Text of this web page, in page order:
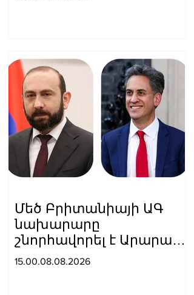
Մեծ Բրիտանիայի ԱԳ
նախարարը
շնորհավորել է Արարատ
Միրզոյանին
15.00.08.08.2026